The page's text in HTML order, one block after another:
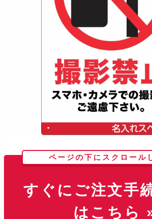
ページの下にスクロール
すぐにご注文手
はこちら